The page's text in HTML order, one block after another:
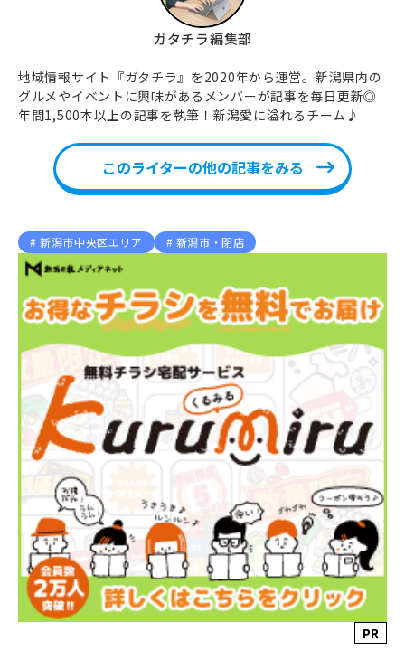
ガタチラ編集部
地域情報サイト『ガタチラ』を2020年から運営。新潟県内の
グルメやイベントに興味があるメンバーが記事を毎日更新◎
年間1,500本以上の記事を執筆！新潟愛に溢れるチーム♪
このライターの他の記事をみる
新潟市中央区エリア 新潟市・閉店
PR